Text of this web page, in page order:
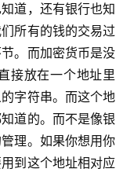
道，还有银行也知
所有的钱的交易过
。而加密货币是没
接放在一个地址里
字符串。而这个地
道的。而不是像银
理。如果你想用你
到这个地址相对应